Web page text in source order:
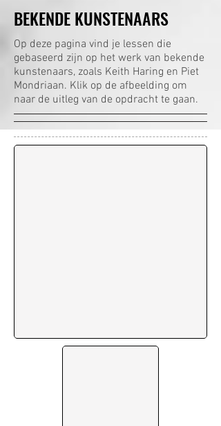
BEKENDE KUNSTENAARS
Op deze pagina vind je lessen die
gebaseerd zijn op het werk van bekende
kunstenaars, zoals Keith Haring en Piet
Mondriaan. Klik op de afbeelding om
naar de uitleg van de opdracht te gaan.